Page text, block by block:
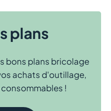
plans
bons plans bricolage
achats d'outillage,
!